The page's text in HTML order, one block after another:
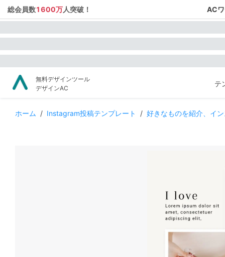
総会員数1600万人突破！ AC
無料デザインツール
デザインAC
テ
ホーム / Instagram投稿テンプレート / 好きなものを紹介、イ